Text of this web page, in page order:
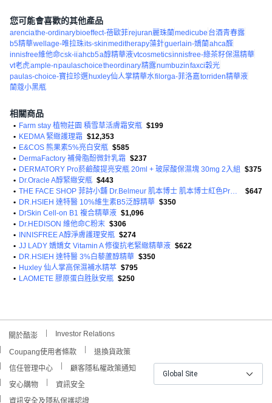
您可能會喜歡的其他產品
arenciathe-ordinarybioeffect-蓓歐菲rejuran麗珠蘭medicube 台酒青春露
b5精華wellage-唯拉珠its-skinmeditherapy藻針guerlain-嬌蘭ahca醛
innisfree維他命csk-iiahcb5a醇精華液vtcosmeticsinnisfree-綠茶籽保濕精華
vt老虎ample-npaulaschoicetheordinary精露numbuzinfaxci穀光
paulas-choice-寶拉珍選huxley仙人掌精華水filorga-菲洛嘉torriden精華液
蘭蔻小黑瓶
相關商品
• Farm stay 植物莊園 積雪草活膚霜安瓶 $199
• KEDMA 緊緻護理霜 $12,353
• E&COS 熊果素5%亮白安瓶 $585
• DermaFactory 補骨脂酚微針乳霜 $237
• DERMATORY Pro菸鹼酸提亮安瓶 20ml + 玻尿酸保濕塊 30mg 2入組
$375
• Dr.Oracle A醇緊緻安瓶 $443
•
$647
• DR.HSIEH 達特醫 10%維生素B5泛醇精華 $350
• DrSkin Cell-on B1 複合精華液 $1,096
• Dr.HEDISON 維他命C粉末 $306
• INNISFREE A醇淨膚護理安瓶 $274
• JJ LADY 嬌嬌女 Vitamin A 修復抗老緊緻精華液 $622
• DR.HSIEH 達特醫 3%白藜蘆醇精華 $350
• Huxley 仙人掌高保濕補水精萃 $795
• LAOMETE 膠原蛋白胜肽安瓶 $250
關於酷澎 Investor Relations
Coupang使用者條款
退換貨政策
信任管理中心
顧客隱私權政策通知
安心購物
資訊安全
資訊安全及隱私保護認證
Global Site